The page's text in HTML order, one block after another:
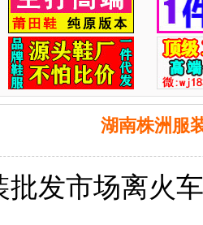
湖南株洲服
批发市场离火